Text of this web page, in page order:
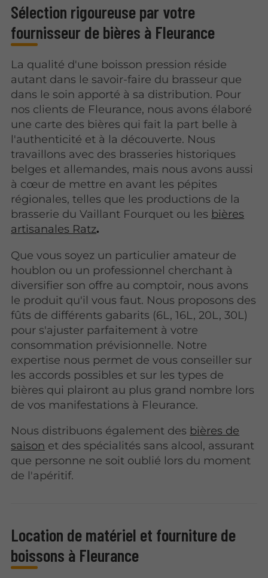
Sélection rigoureuse par votre
fournisseur de bières à Fleurance
La qualité d'une boisson pression réside
autant dans le savoir-faire du brasseur que
dans le soin apporté à sa distribution. Pour
nos clients de Fleurance, nous avons élaboré
une carte des bières qui fait la part belle à
l'authenticité et à la découverte. Nous
travaillons avec des brasseries historiques
belges et allemandes, mais nous avons aussi
à cœur de mettre en avant les pépites
régionales, telles que les productions de la
brasserie du Vaillant Fourquet ou les bières
artisanales Ratz.
Que vous soyez un particulier amateur de
houblon ou un professionnel cherchant à
diversifier son offre au comptoir, nous avons
le produit qu'il vous faut. Nous proposons des
fûts de différents gabarits (6L, 16L, 20L, 30L)
pour s'ajuster parfaitement à votre
consommation prévisionnelle. Notre
expertise nous permet de vous conseiller sur
les accords possibles et sur les types de
bières qui plairont au plus grand nombre lors
de vos manifestations à Fleurance.
Nous distribuons également des bières de
saison et des spécialités sans alcool, assurant
que personne ne soit oublié lors du moment
de l'apéritif.
Location de matériel et fourniture de
boissons à Fleurance